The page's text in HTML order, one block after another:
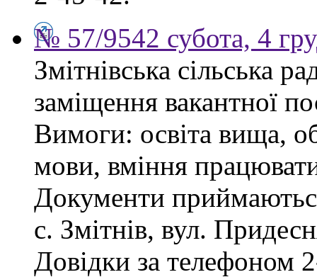
№ 57/9542 субота, 4
Змітнівська сільська
заміщення вакантної
Вимоги: освіта вища,
мови, вміння
Документи
с. Змітнів, вул.
Довідки за телефоном